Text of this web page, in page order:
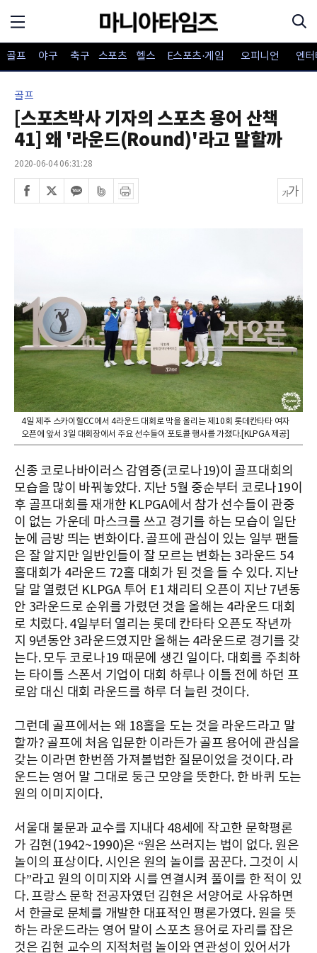
골프 야구 축구 스포츠 헬스 E스포츠·게임 오피니언 엔
골프
[스포츠박사 기자의 스포츠 용어 산책
41] 왜 '라운드(Round)'라고 말할까
2020-06-04 06:31:28
4일 제주 스카이힐CC에서 4라운드 대회로 막을 올리는 제10회 롯데칸타타 여자
오픈에 앞서 3일 대회장에서 주요 선수들이 포토콜 행사를 가졌다.[KLPGA 제공]
신종 코로나바이러스 감염증(코로나19)이 골프대회의
모습을 많이 바꿔놓았다. 지난 5월 중순부터 코로나19이
후 골프대회를 재개한 KLPGA에서 참가 선수들이 관중
이 없는 가운데 마스크를 쓰고 경기를 하는 모습이 일단
눈에 금방 띄는 변화이다. 골프에 관심이 있는 일부 팬들
은 잘 알지만 일반인들이 잘 모르는 변화는 3라운드 54
홀대회가 4라운드 72홀 대회가 된 것을 들 수 있다. 지난
달 말 열렸던 KLPGA 투어 E1 채리티 오픈이 지난 7년동
안 3라운드로 순위를 가렸던 것을 올해는 4라운드 대회
로 치렀다. 4일부터 열리는 롯데 칸타타 오픈도 작년까
지 9년동안 3라운드였지만 올해는 4라운드로 경기를 갖
는다. 모두 코로나19 때문에 생긴 일이다. 대회를 주최하
는 타이틀 스폰서 기업이 대회 하루나 이틀 전에 하던 프
로암 대신 대회 라운드를 하루 더 늘린 것이다.
그런데 골프에서는 왜 18홀을 도는 것을 라운드라고 말
할까? 골프에 처음 입문한 이라든가 골프 용어에 관심을
갖는 이라면 한번쯤 가져볼법한 질문이었을 것이다. 라
운드는 영어 말 그대로 둥근 모양을 뜻한다. 한 바퀴 도는
원의 이미지이다.
서울대 불문과 교수를 지내다 48세에 작고한 문학평론
가 김현(1942~1990)은 “원은 쓰러지는 법이 없다. 원은
놀이의 표상이다. 시인은 원의 놀이를 꿈꾼다. 그것이 시
다”라고 원의 이미지와 시를 연결시켜 풀이를 한 적이 있
다. 프랑스 문학 전공자였던 김현은 서양어로 사유하면
서 한글로 문체를 개발한 대표적인 평론가였다. 원을 뜻
하는 라운드라는 영어 말이 스포츠 용어로 자리를 잡은
것은 김현 교수의 지적처럼 놀이와 연관성이 있어서가